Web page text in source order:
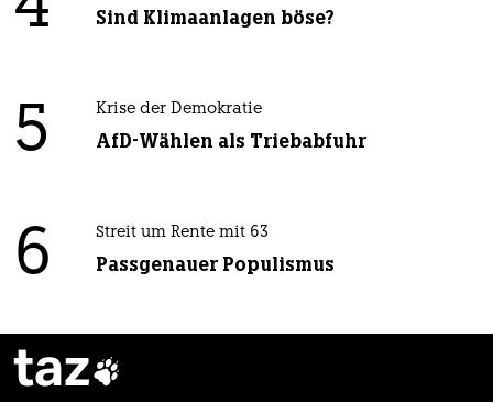
Sind Klimaanlagen böse?
5 Krise der Demokratie
AfD-Wählen als Triebabfuhr
6 Streit um Rente mit 63
Passgenauer Populismus
taz